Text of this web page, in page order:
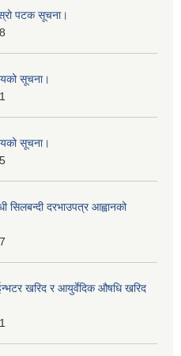
पटक सूचना।
सूचना।
सूचना।
सिलबन्दी दरभाउपत्र आह्वानको
खरिद र आयुर्वेदिक औषधि खरिद